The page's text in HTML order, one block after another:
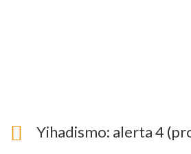
Yihadismo: alerta 4